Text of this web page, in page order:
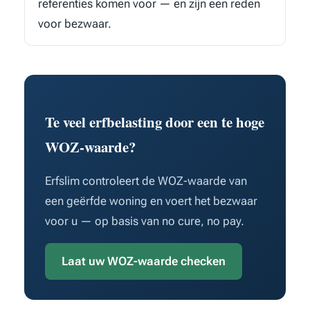
referenties komen voor — en zijn een reden
voor bezwaar.
Te veel erfbelasting door een te hoge
WOZ-waarde?
Erfslim controleert de WOZ-waarde van
een geërfde woning en voert het bezwaar
voor u — op basis van no cure, no pay.
Laat uw WOZ-waarde checken